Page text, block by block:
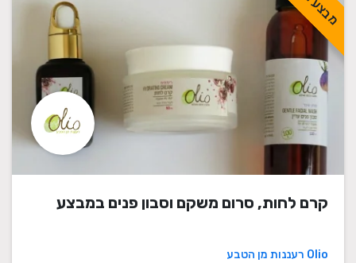
קרם לחות, סרום משקם וסבון פנים במבצע
Olio רעננות מן הטבע